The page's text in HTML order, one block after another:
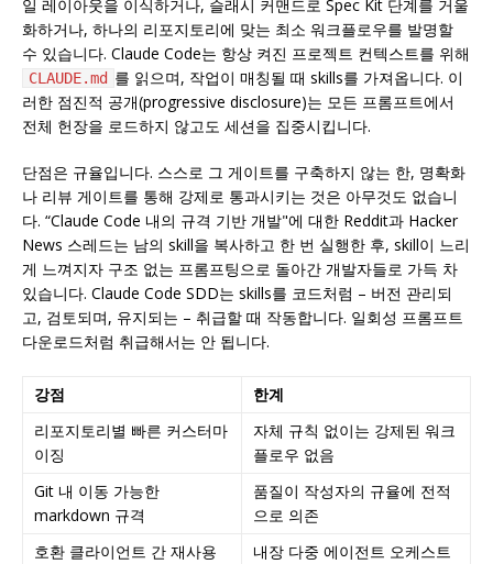
일 레이아웃을 이식하거나, 슬래시 커맨드로 Spec Kit 단계를 거울
화하거나, 하나의 리포지토리에 맞는 최소 워크플로우를 발명할
수 있습니다. Claude Code는 항상 켜진 프로젝트 컨텍스트를 위해
CLAUDE.md 를 읽으며, 작업이 매칭될 때 skills를 가져옵니다. 이
러한 점진적 공개(progressive disclosure)는 모든 프롬프트에서
전체 헌장을 로드하지 않고도 세션을 집중시킵니다.
단점은 규율입니다. 스스로 그 게이트를 구축하지 않는 한, 명확화
나 리뷰 게이트를 통해 강제로 통과시키는 것은 아무것도 없습니
다. “Claude Code 내의 규격 기반 개발"에 대한 Reddit과 Hacker
News 스레드는 남의 skill을 복사하고 한 번 실행한 후, skill이 느리
게 느껴지자 구조 없는 프롬프팅으로 돌아간 개발자들로 가득 차
있습니다. Claude Code SDD는 skills를 코드처럼 – 버전 관리되
고, 검토되며, 유지되는 – 취급할 때 작동합니다. 일회성 프롬프트
다운로드처럼 취급해서는 안 됩니다.
강점
한계
리포지토리별 빠른 커스터마
이징
자체 규칙 없이는 강제된 워크
플로우 없음
Git 내 이동 가능한
markdown 규격
품질이 작성자의 규율에 전적
으로 의존
호환 클라이언트 간 재사용
내장 다중 에이전트 오케스트